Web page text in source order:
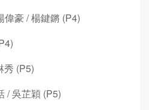
豪 / 楊鍵鏘 (P4)
秀 (P5)
/ 吳芷穎 (P5)